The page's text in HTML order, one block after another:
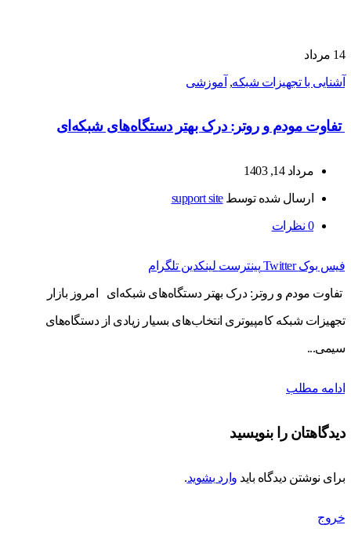
14 مرداد
آشنایی با تجهیزات شبکه, آموزشی
تفاوت مودم و روتر: درک بهتر دستگاه‌های شبکه‌ای
مرداد 14, 1403
ارسال شده توسطsupport site
0 نظرات
فیس بوک Twitter پینترست لینکدین تلگرام
تفاوت مودم و روتر: درک بهتر دستگاه‌های شبکه‌ای امروز بازار
تجهیزات شبکه کامپیوتری انتخاب‌های بسیار زیادی از دستگاه‌های
سیمی...
ادامه مطلب
دیدگاهتان را بنویسید
برای نوشتن دیدگاه باید وارد بشوید.
خروج